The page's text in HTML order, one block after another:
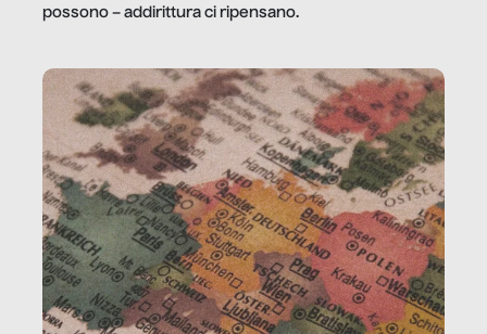
possono – addirittura ci ripensano.